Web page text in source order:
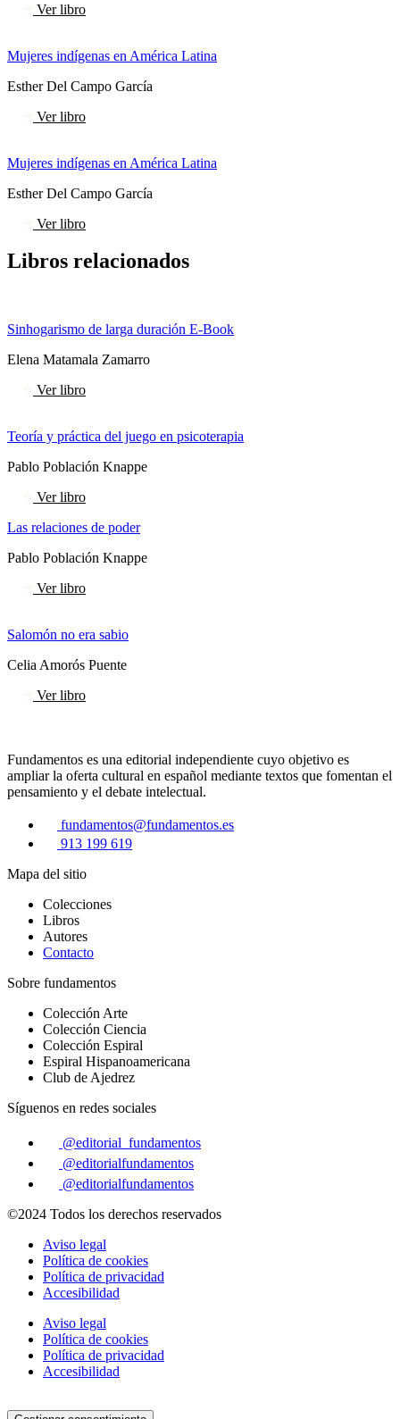
Ver libro
Mujeres indígenas en América Latina
Esther Del Campo García
Ver libro
Mujeres indígenas en América Latina
Esther Del Campo García
Ver libro
Libros relacionados
Sinhogarismo de larga duración E-Book
Elena Matamala Zamarro
Ver libro
Teoría y práctica del juego en psicoterapia
Pablo Población Knappe
Ver libro
Las relaciones de poder
Pablo Población Knappe
Ver libro
Salomón no era sabio
Celia Amorós Puente
Ver libro
Fundamentos es una editorial independiente cuyo objetivo es
ampliar la oferta cultural en español mediante textos que fomentan el
pensamiento y el debate intelectual.
fundamentos@fundamentos.es
913 199 619
Mapa del sitio
Colecciones
Libros
Autores
Contacto
Sobre fundamentos
Colección Arte
Colección Ciencia
Colección Espiral
Espiral Hispanoamericana
Club de Ajedrez
Síguenos en redes sociales
@editorial_fundamentos
@editorialfundamentos
@editorialfundamentos
©2024 Todos los derechos reservados
Aviso legal
Política de cookies
Política de privacidad
Accesibilidad
Aviso legal
Política de cookies
Política de privacidad
Accesibilidad